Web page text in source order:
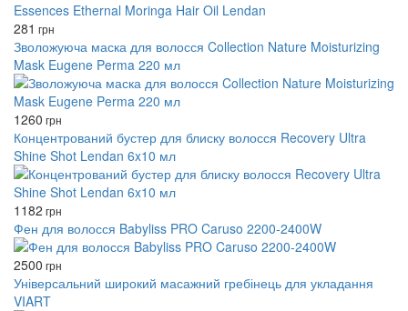
281 грн
Зволожуюча маска для волосся Collection Nature Moisturizing
Mask Eugene Perma 220 мл
1260 грн
Концентрований бустер для блиску волосся Recovery Ultra
Shine Shot Lendan 6x10 мл
1182 грн
Фен для волосся Babyliss PRO Caruso 2200-2400W
2500 грн
Універсальний широкий масажний гребінець для укладання
VIART